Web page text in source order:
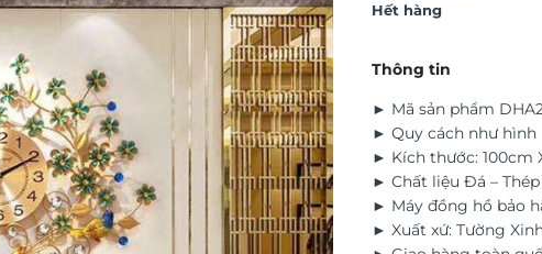
gốc
1.650.000 ₫.
hiện
là:
1.390.000 ₫.
Hết hàng
Thông tin
► Mã sản phẩm
► Quy cách như hình
► Kích thước: 100cm
► Chất liệu Đá –
► Máy đồng hồ bảo
► Xuất xứ: Tường